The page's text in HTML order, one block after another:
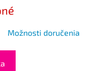
Možnosti doručenia